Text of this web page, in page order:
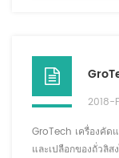
2018-
GroTech เครื่องคัด
และเปลือกของถั่วลิ